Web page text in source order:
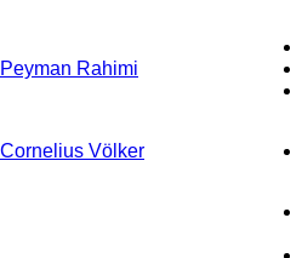
Peyman Rahimi
Cornelius Völker